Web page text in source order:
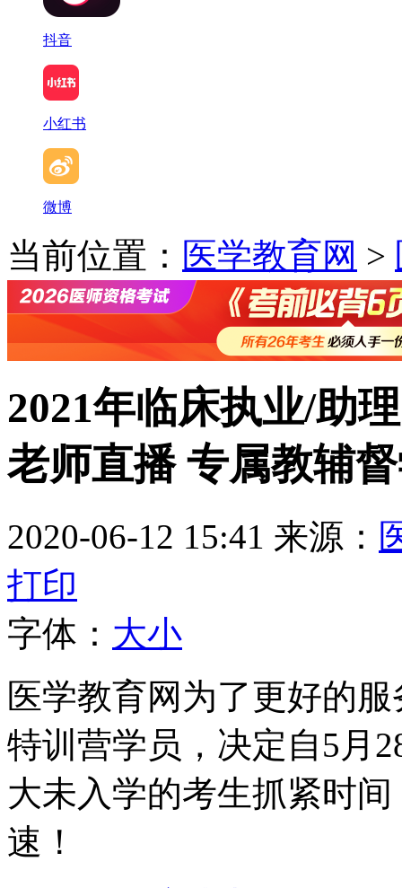
抖音
小红书
微博
当前位置： 医学教育网 >
2021年临床执业/助
老师直播 专属教辅
2020-06-12 15:41 来源：
打印
字体： 大小
医学教育网为了更好的
特训营学员，决定自5月
大未入学的考生抓紧时
速！